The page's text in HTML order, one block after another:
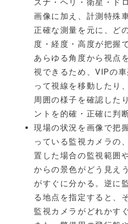
スナ・ヘリ・衛星・ド
画像に加え、計測特殊
正確な測量を元に、ど
度・経度・高度が把握
あらゆる角度から視点
視できるため、VIPの
って視線を移動したり
周囲の様子を確認した
ントを的確・正確に判
現場の状況を画像で把
っている監視カメラの
置した場合の監視範囲
からの景色がどう見え
がすぐに分かる。逆に
る地点を指定すると、
監視カメラがどれかす